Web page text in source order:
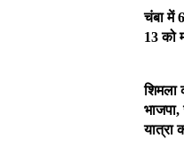
चंबा में
13 को
शिमला
यात्रा